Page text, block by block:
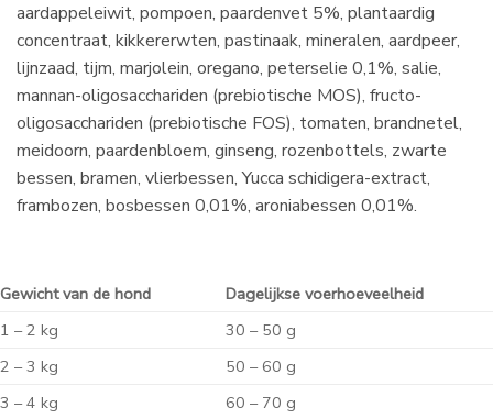
aardappeleiwit, pompoen, paardenvet 5%, plantaardig
concentraat, kikkererwten, pastinaak, mineralen, aardpeer,
lijnzaad, tijm, marjolein, oregano, peterselie 0,1%, salie,
mannan-oligosacchariden (prebiotische MOS), fructo-
oligosacchariden (prebiotische FOS), tomaten, brandnetel,
meidoorn, paardenbloem, ginseng, rozenbottels, zwarte
bessen, bramen, vlierbessen, Yucca schidigera-extract,
frambozen, bosbessen 0,01%, aroniabessen 0,01%.
Gewicht van de hond
Dagelijkse voerhoeveelheid
1 – 2 kg
30 – 50 g
2 – 3 kg
50 – 60 g
3 – 4 kg
60 – 70 g